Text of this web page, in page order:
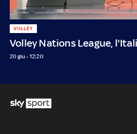
Volley Nations League,
VOLLEY
20 giu - 12:20